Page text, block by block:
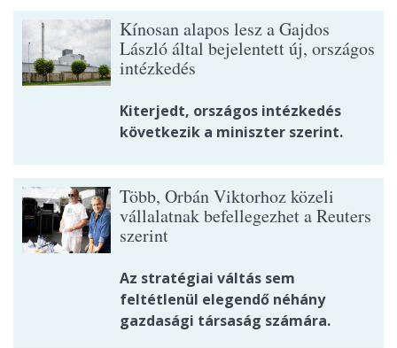
Kínosan alapos lesz a Gajdos
László által bejelentett új, országos
intézkedés
Kiterjedt, országos intézkedés
következik a miniszter szerint.
Több, Orbán Viktorhoz közeli
vállalatnak befellegezhet a Reuters
szerint
Az stratégiai váltás sem
feltétlenül elegendő néhány
gazdasági társaság számára.